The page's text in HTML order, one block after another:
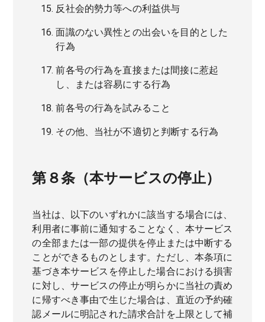
反社会的勢力等への利益供与
面識のない異性との出会いを目的とした
行為
前各号の行為を直接または間接に惹起
し、または容易にする行為
前各号の行為を試みること
その他、当社が不適切と判断する行為
第８条（本サービスの停止）
当社は、以下のいずれかに該当する場合には、
利用者に事前に通知することなく、本サービス
の全部または一部の提供を停止または中断する
ことができるものとします。ただし、本条項に
基づき本サービスを停止した場合における損害
に対し、サービスの停止が明らかに当社の責め
に帰すべき事由で生じた場合は、直近の予約確
認メールに明記された請求合計を上限として補